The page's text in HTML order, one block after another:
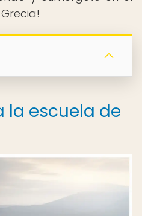
la escuela de